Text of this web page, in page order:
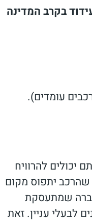
בקרב המדינה
עומדים).
יכולים להרוויח
שהרכב יתפוס מקום
שמתעסקת
לבעלי עניין. זאת